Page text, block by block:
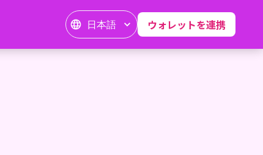
日本語 ウォレットを連携